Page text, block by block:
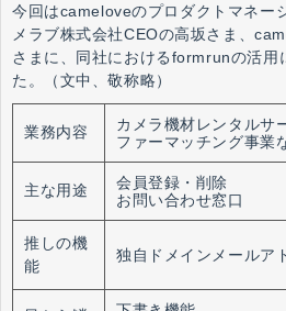
今回はcameloveのプロダクトマネー
メラブ株式会社CEOの高坂さま、
さまに、同社におけるformrunの活用
た。
（文中、敬称略）
業務内容
カメラ機材レンタルサ
ファーマッチング事業
主な用途
会員登録・削除
お問い合わせ窓口
推しの機
能
独自ドメインメールア